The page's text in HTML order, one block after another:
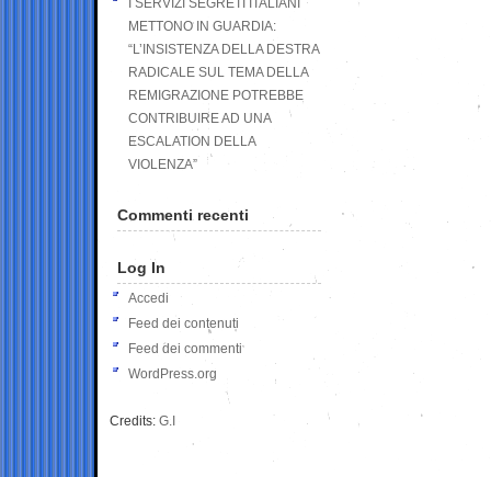
I SERVIZI SEGRETI ITALIANI
METTONO IN GUARDIA:
“L’INSISTENZA DELLA DESTRA
RADICALE SUL TEMA DELLA
REMIGRAZIONE POTREBBE
CONTRIBUIRE AD UNA
ESCALATION DELLA
VIOLENZA”
Commenti recenti
Log In
Accedi
Feed dei contenuti
Feed dei commenti
WordPress.org
Credits: G.I